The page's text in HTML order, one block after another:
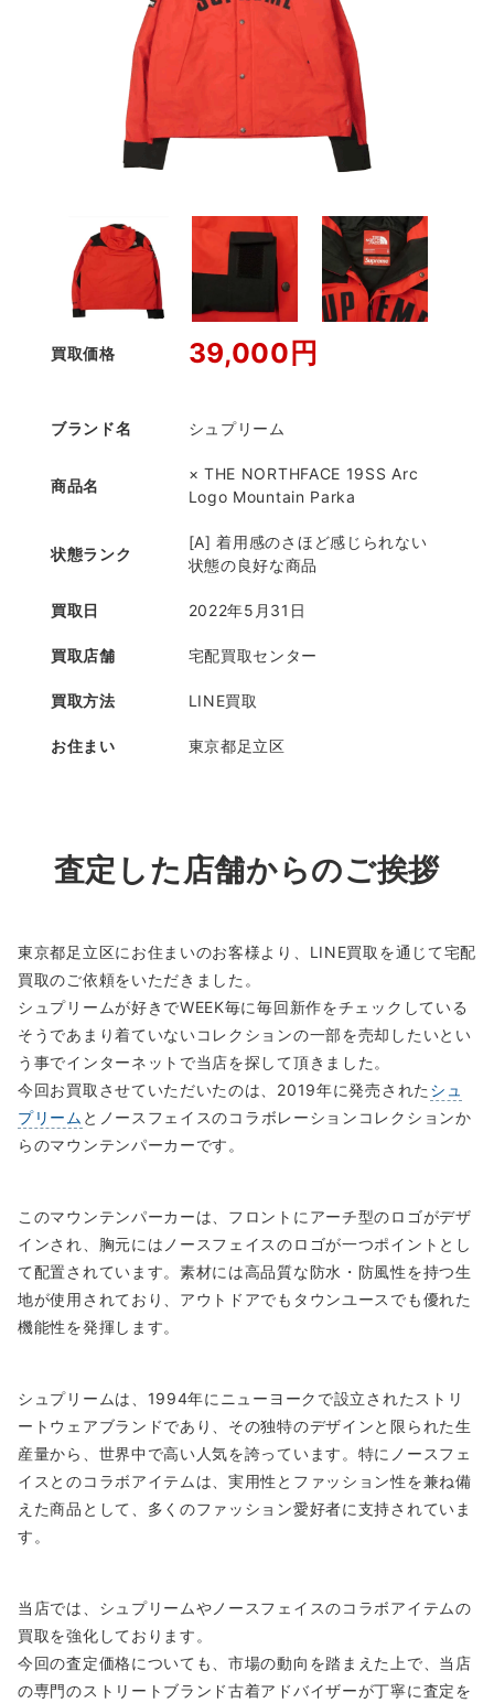
買取価格 39,000円
ブランド名 シュプリーム
商品名
× THE NORTHFACE 19SS Arc
Logo Mountain Parka
状態ランク
[A] 着用感のさほど感じられない
状態の良好な商品
買取日 2022年5月31日
買取店舗 宅配買取センター
買取方法 LINE買取
お住まい 東京都足立区
査定した店舗からのご挨拶
東京都足立区にお住まいのお客様より、LINE買取を通じて宅配
買取のご依頼をいただきました。
シュプリームが好きでWEEK毎に毎回新作をチェックしている
そうであまり着ていないコレクションの一部を売却したいとい
う事でインターネットで当店を探して頂きました。
今回お買取させていただいたのは、2019年に発売された シュ
プリーム とノースフェイスのコラボレーションコレクションか
らのマウンテンパーカーです。
このマウンテンパーカーは、フロントにアーチ型のロゴがデザ
インされ、胸元にはノースフェイスのロゴが一つポイントとし
て配置されています。素材には高品質な防水・防風性を持つ生
地が使用されており、アウトドアでもタウンユースでも優れた
機能性を発揮します。
シュプリームは、1994年にニューヨークで設立されたストリ
ートウェアブランドであり、その独特のデザインと限られた生
産量から、世界中で高い人気を誇っています。特にノースフェ
イスとのコラボアイテムは、実用性とファッション性を兼ね備
えた商品として、多くのファッション愛好者に支持されていま
す。
当店では、シュプリームやノースフェイスのコラボアイテムの
買取を強化しております。
今回の査定価格についても、市場の動向を踏まえた上で、当店
の専門のストリートブランド古着アドバイザーが丁寧に査定を